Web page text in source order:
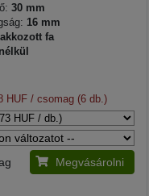
30 mm
16 mm
fa
HUF / csomag (6 db.)
Megvásárolni